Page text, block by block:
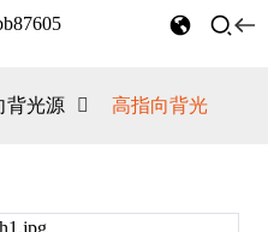
背光源 高指向背光